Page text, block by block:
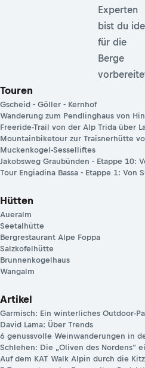
Experten
bist du
für die
Berge
Touren
Gscheid - Göller - Kernhof
Wanderung zum Pendlinghaus von
Freeride-Trail von der Alp Trida über
Mountainbiketour zur Traisnerhütte
Muckenkogel-Sesselliftes
Jakobsweg Graubünden - Etappe 10:
Tour Engiadina Bassa - Etappe 1: Von
Hütten
Aueralm
Seetalhütte
Bergrestaurant Alpe Foppa
Salzkofelhütte
Brunnenkogelhaus
Wangalm
Artikel
Garmisch: Ein winterliches Outdoor-
David Lama: Über Trends
6 genussvolle Weinwanderungen in
Schlehen: Die „Oliven des Nordens“
Auf dem KAT Walk Alpin durch die